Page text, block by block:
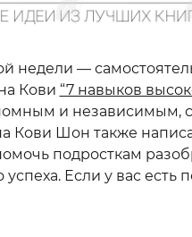
недели —
Кови “7 навыков
и независимым,
Кови Шон также
подросткам
Если у вас